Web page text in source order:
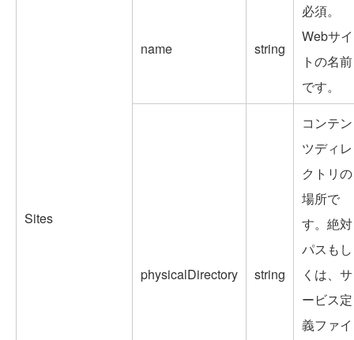
Sites
name string
必須。
Webサイ
トの名前
です。
physicalDirectory string
コンテン
ツディレ
クトリの
場所で
す。絶対
パスもし
くは、サ
ービス定
義ファイ